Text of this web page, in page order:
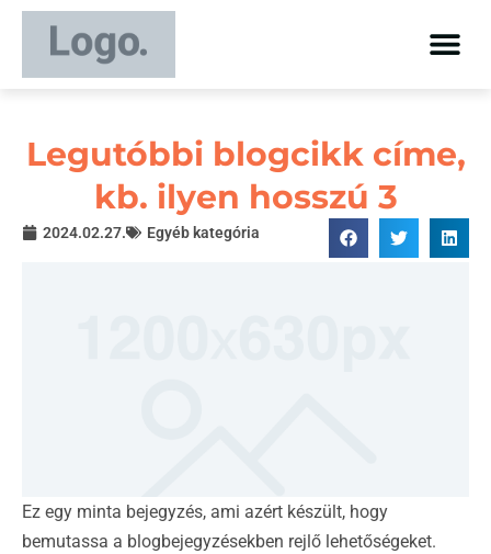
Legutóbbi blogcikk címe,
kb. ilyen hosszú 3
2024.02.27. Egyéb kategória
Ez egy minta bejegyzés, ami azért készült, hogy
bemutassa a blogbejegyzésekben rejlő lehetőségeket.